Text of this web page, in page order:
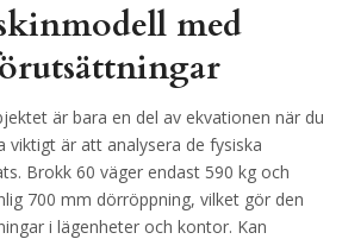
med
är bara en del av ekvationen när du
viktigt är att analysera de fysiska
Brokk 60 väger endast 590 kg och
700 mm dörröppning, vilket gör den
i lägenheter och kontor. Kan